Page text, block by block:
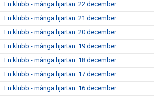
En klubb - många hjärtan: 22 december
En klubb - många hjärtan: 21 december
En klubb - många hjärtan: 20 december
En klubb - många hjärtan: 19 december
En klubb - många hjärtan: 18 december
En klubb - många hjärtan: 17 december
En klubb - många hjärtan: 16 december